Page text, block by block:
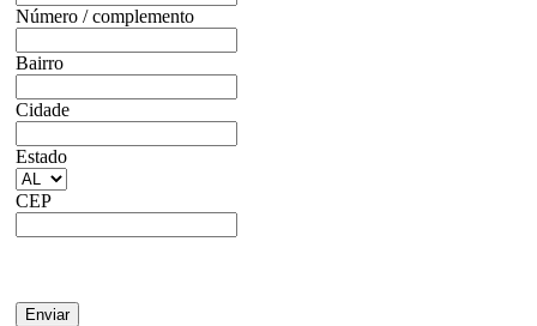
Número / complemento
Bairro
Cidade
Estado
CEP